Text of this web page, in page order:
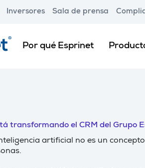
Inversores Sala de prensa
Por qué Esprinet
transformando el CRM del Grupo
artificial no es un